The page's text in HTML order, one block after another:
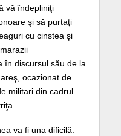
vă îndepliniţi
şi să purtaţi
cu cinstea şi
în discursul său de la
ocazionat de
militari din cadrul
va fi una dificilă.